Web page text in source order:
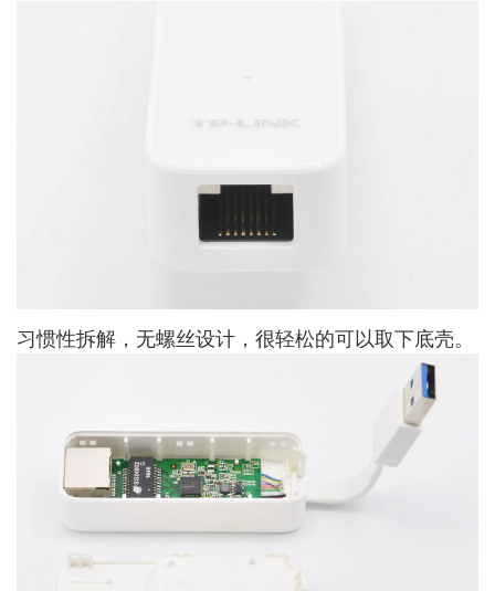
习惯性拆解，无螺丝设计，很轻松的可以取下底壳。